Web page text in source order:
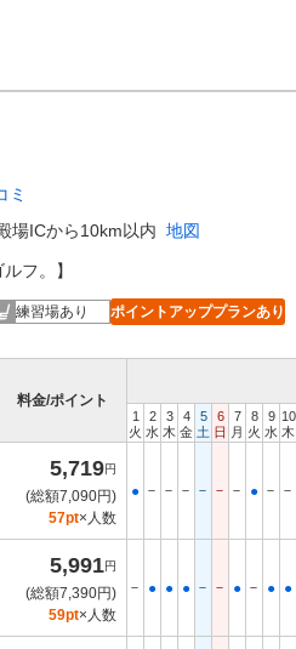
ミ
場ICから10km以内 地図
フ。】
練習場あり ポイントアッププランあり
料金/ポイント
1
火
2
水
3
木
4
金
5
土
6
日
7
月
8
火
9
水
10
木
5,719円
(総額7,090円)
57pt×人数
● － － － － － － ● － －
5,991円
(総額7,390円)
59pt×人数
－ ● ● ● － － ● － ● ●